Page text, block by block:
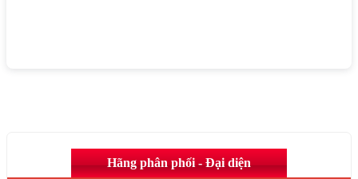
Hãng phân phối - Đại diện